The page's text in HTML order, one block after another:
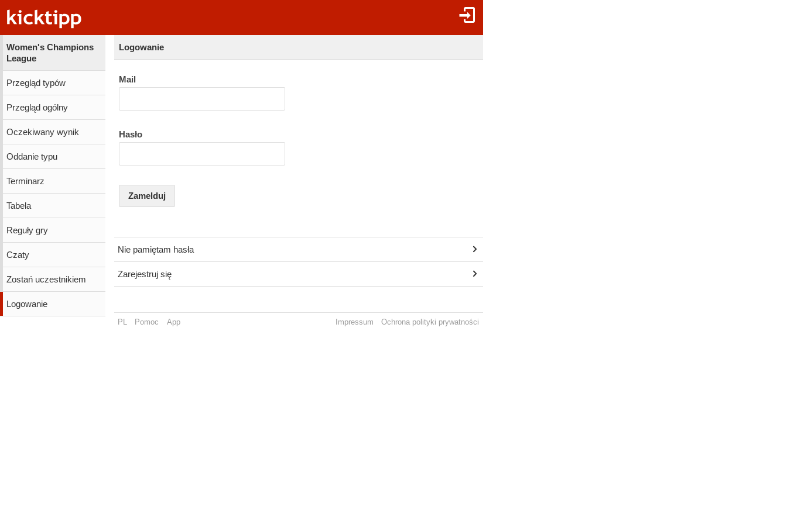
Women's Champions
League
Przegląd typów
Przegląd ogólny
Oczekiwany wynik
Oddanie typu
Terminarz
Tabela
Reguły gry
Czaty
Zostań uczestnikiem
Logowanie
Logowanie
Mail
Hasło
Zamelduj
Nie pamiętam hasła
Zarejestruj się
PL Pomoc App Impressum Ochrona polityki prywatności